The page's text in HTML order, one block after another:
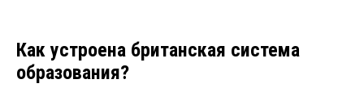
Как устроена британская система
образования?